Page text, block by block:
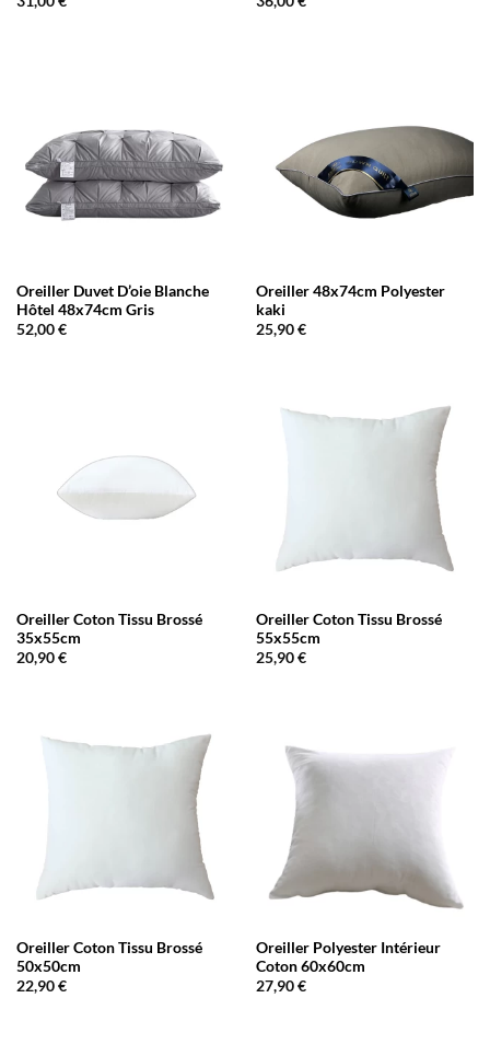
Oreiller Duvet D’oie Blanche
Hôtel 48x74cm Gris
52,00€
Oreiller 48x74cm Polyester
kaki
25,90€
Oreiller Coton Tissu Brossé
35x55cm
20,90€
Oreiller Coton Tissu Brossé
55x55cm
25,90€
Oreiller Coton Tissu Brossé
50x50cm
22,90€
Oreiller Polyester Intérieur
Coton 60x60cm
27,90€